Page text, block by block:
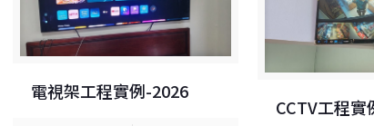
電視架工程實例-2026
CCTV工程實